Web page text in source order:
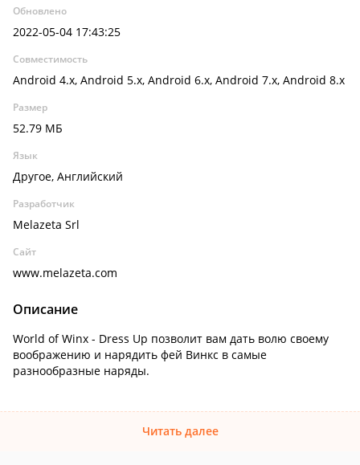
Обновлено
2022-05-04 17:43:25
Совместимость
Android 4.x, Android 5.x, Android 6.x, Android 7.x, Android 8.x
Размер
52.79 МБ
Язык
Другое, Английский
Разработчик
Melazeta Srl
Сайт
www.melazeta.com
Описание
World of Winx - Dress Up позволит вам дать волю своему
воображению и нарядить фей Винкс в самые
разнообразные наряды.
Читать далее